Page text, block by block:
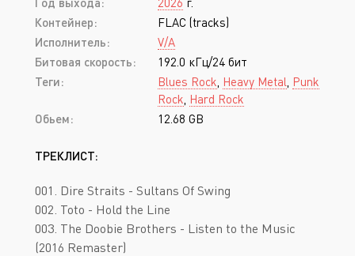
Контейнер:
FLAC (tracks)
Исполнитель:
V/A
Битовая скорость:
192.0 кГц/24 бит
Теги:
Blues Rock Heavy Metal Punk
Rock Hard Rock
Обьем:
12.68 GB
ТРЕКЛИСТ:
001. Dire Straits - Sultans Of Swing
002. Toto - Hold the Line
003. The Doobie Brothers - Listen to the Music
(2016 Remaster)